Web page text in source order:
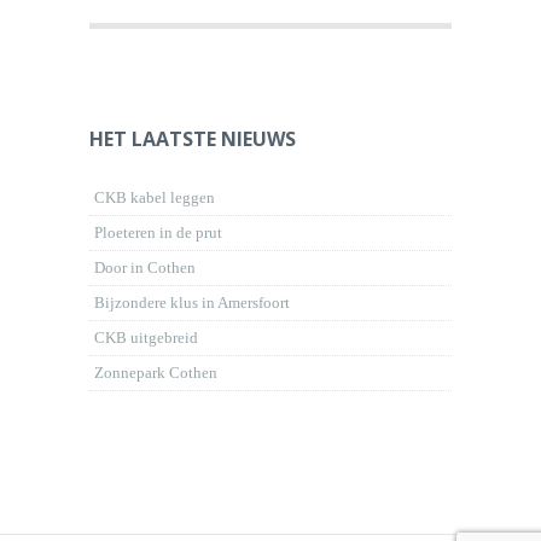
HET LAATSTE NIEUWS
CKB kabel leggen
Ploeteren in de prut
Door in Cothen
Bijzondere klus in Amersfoort
CKB uitgebreid
Zonnepark Cothen